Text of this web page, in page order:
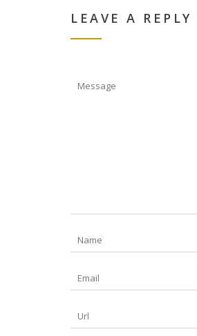
LEAVE A REPLY